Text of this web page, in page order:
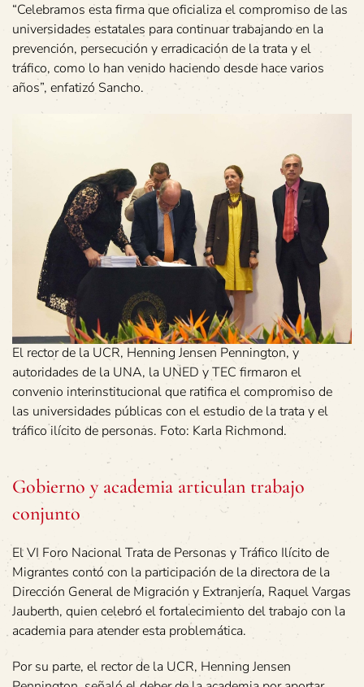
“Celebramos esta firma que oficializa el compromiso de las
universidades estatales para continuar trabajando en la
prevención, persecución y erradicación de la trata y el
tráfico, como lo han venido haciendo desde hace varios
años”, enfatizó Sancho.
El rector de la UCR, Henning Jensen Pennington, y
autoridades de la UNA, la UNED y TEC firmaron el
convenio interinstitucional que ratifica el compromiso de
las universidades públicas con el estudio de la trata y el
tráfico ilícito de personas. Foto: Karla Richmond.
Gobierno y academia articulan trabajo
conjunto
El VI Foro Nacional Trata de Personas y Tráfico Ilícito de
Migrantes contó con la participación de la directora de la
Dirección General de Migración y Extranjería, Raquel Vargas
Jauberth, quien celebró el fortalecimiento del trabajo con la
academia para atender esta problemática.
Por su parte, el rector de la UCR, Henning Jensen